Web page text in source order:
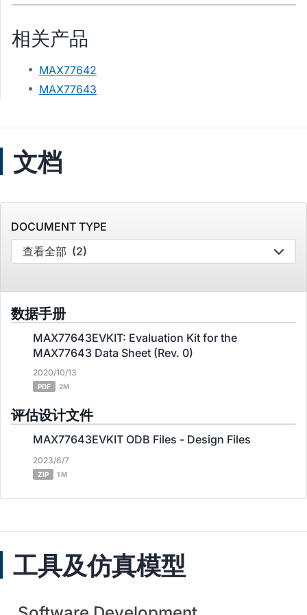
相关产品
MAX77642
MAX77643
文档
DOCUMENT TYPE
查看全部 (2)
数据手册
MAX77643EVKIT: Evaluation Kit for the
MAX77643 Data Sheet (Rev. 0)
2020/10/13
PDF 2M
评估设计文件
MAX77643EVKIT ODB Files - Design Files
2023/6/7
ZIP 1 M
工具及仿真模型